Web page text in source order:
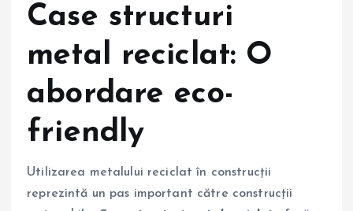
Case structuri
metal reciclat: O
abordare eco-
friendly
Utilizarea metalului reciclat în construcții
reprezintă un pas important către construcții